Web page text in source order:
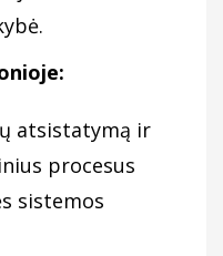
atsistatymą ir
procesus
sistemos